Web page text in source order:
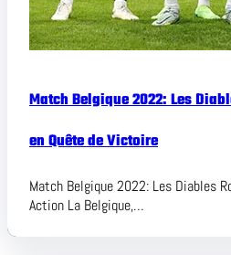
Match Belgique 2022: Les
en Quête de Victoire
Match Belgique 2022: Les Diables
Action La Belgique,…